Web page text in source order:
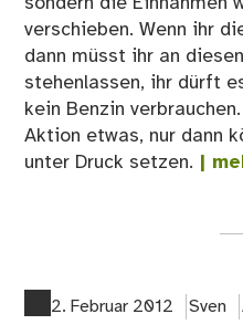
verschieben. Wenn ihr
dann müsst ihr an
stehenlassen, ihr dürft
kein Benzin
Aktion etwas, nur dann
unter Druck setzen. |
2. Februar 2012
Sven